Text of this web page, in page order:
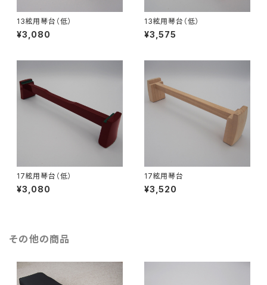
13絃用琴台（低）
¥3,080
13絃用琴台（低）
¥3,575
17絃用琴台（低）
¥3,080
17絃用琴台
¥3,520
その他の商品